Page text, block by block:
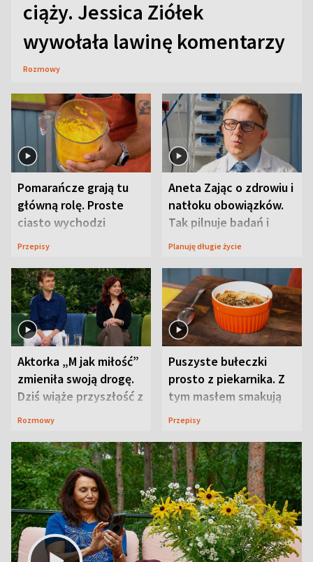
ciąży. Jessica Ziółek
wywołała lawinę komentarzy
Rozmowy
Pomarańcze grają tu
główną rolę. Proste
ciasto wychodzi
wyjątkowo wilgotne
Przepisy
Aneta Zając o zdrowiu i
natłoku obowiązków.
Tak pilnuje badań i
wizyt
Planuję długie życie
Aktorka „M jak miłość”
zmieniła swoją drogę.
Dziś wiąże przyszłość z
neurobiologią
Rozmowy
Puszyste bułeczki
prosto z piekarnika. Z
tym masłem smakują
jeszcze lepiej
Przepisy